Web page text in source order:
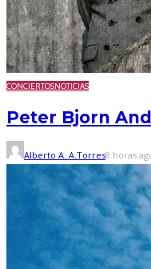
CONCIERTOSNOTICIAS
Peter Bjorn
Alberto A. A.Torres8 horas